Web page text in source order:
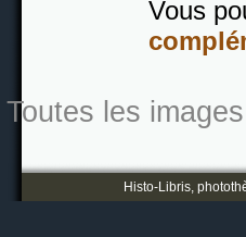
Vous
Toutes les
Histo-Libris,